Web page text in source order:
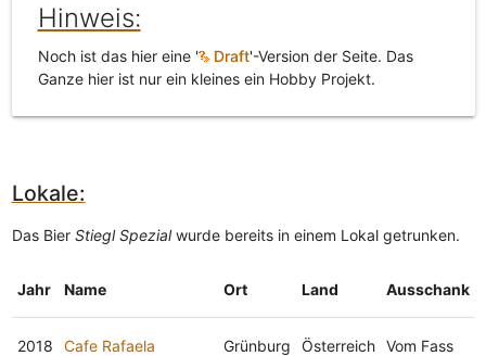
Hinweis:
Noch ist das hier eine ' Draft'-Version der Seite. Das
Ganze hier ist nur ein kleines ein Hobby Projekt.
Lokale:
Das Bier Stiegl Spezialwurde bereits in einem Lokal getrunken.
Jahr Name Ort Land Ausschank
2018 Cafe Rafaela Grünburg Österreich Vom Fass